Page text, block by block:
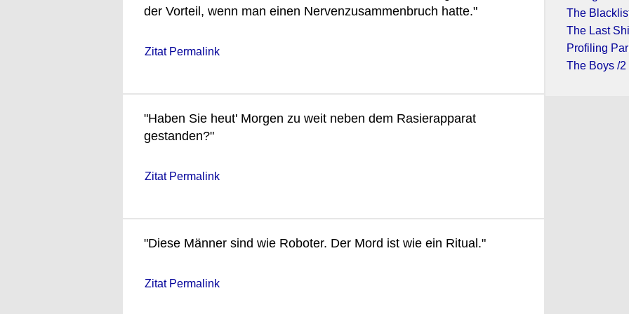
der Vorteil, wenn man einen Nervenzusammenbruch hatte."
Zitat Permalink
"Haben Sie heut' Morgen zu weit neben dem Rasierapparat
gestanden?"
Zitat Permalink
"Diese Männer sind wie Roboter. Der Mord ist wie ein Ritual."
Zitat Permalink
The
The Last
Profiling
The Boys /2